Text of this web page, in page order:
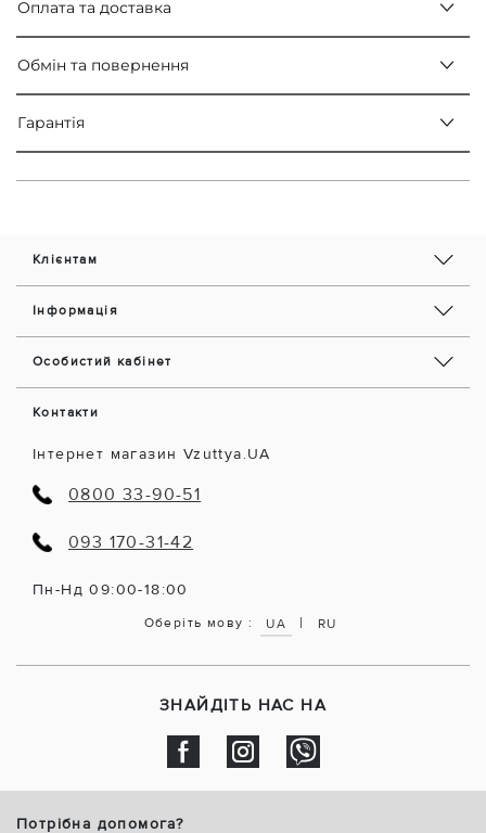
Оплата та доставка
Обмін та повернення
Гарантія
Клієнтам
Інформація
Особистий кабінет
Контакти
Інтернет магазин Vzuttya.UA
0800 33-90-51
093 170-31-42
Пн-Нд 09:00-18:00
Оберіть мову : UA | RU
ЗНАЙДІТЬ НАС НА
Потрібна допомога?